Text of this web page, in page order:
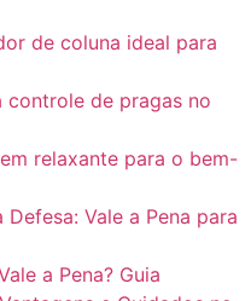
de coluna ideal para
controle de pragas no
relaxante para o bem-
Vale a Pena para
a Pena? Guia